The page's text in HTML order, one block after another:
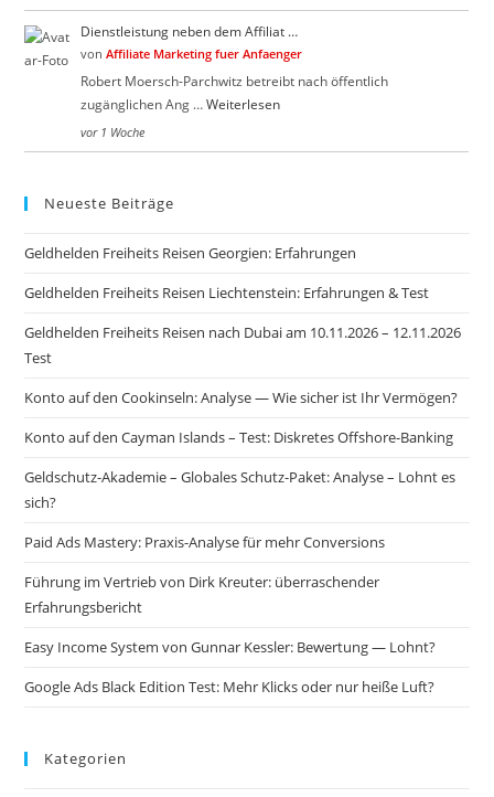
Dienstleistung neben dem Affiliat …
vonAffiliate Marketing fuer Anfaenger
Robert Moersch-Parchwitz betreibt nach öffentlich
zugänglichen Ang …Weiterlesen
vor 1 Woche
Neueste Beiträge
Geldhelden Freiheits Reisen Georgien: Erfahrungen
Geldhelden Freiheits Reisen Liechtenstein: Erfahrungen & Test
Geldhelden Freiheits Reisen nach Dubai am 10.11.2026 – 12.11.2026
Test
Konto auf den Cookinseln: Analyse — Wie sicher ist Ihr Vermögen?
Konto auf den Cayman Islands – Test: Diskretes Offshore-Banking
Geldschutz-Akademie – Globales Schutz-Paket: Analyse – Lohnt es
sich?
Paid Ads Mastery: Praxis-Analyse für mehr Conversions
Führung im Vertrieb von Dirk Kreuter: überraschender
Erfahrungsbericht
Easy Income System von Gunnar Kessler: Bewertung — Lohnt?
Google Ads Black Edition Test: Mehr Klicks oder nur heiße Luft?
Kategorien